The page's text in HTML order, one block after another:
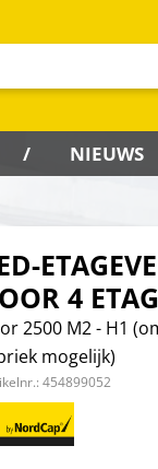
NIEUWS
4
2500 M2 - H1
mogelijk)
454899052